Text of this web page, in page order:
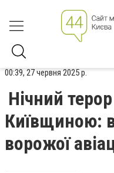
00:39, 27 червня 2025 р.
Нічний
Київщиною:
ворожої